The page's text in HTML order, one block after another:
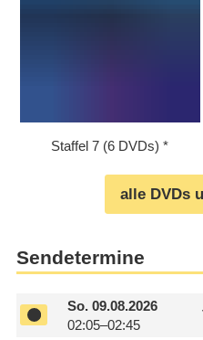
Staffel 7 (6 DVDs)
alle DVDs
Sendetermine
So.09.08.2026
02:05–02:45